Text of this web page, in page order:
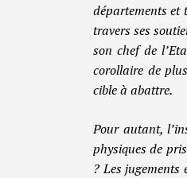
départements et
travers ses
son chef de
corollaire de
cible à abattre.
Pour autant,
physiques de
? Les